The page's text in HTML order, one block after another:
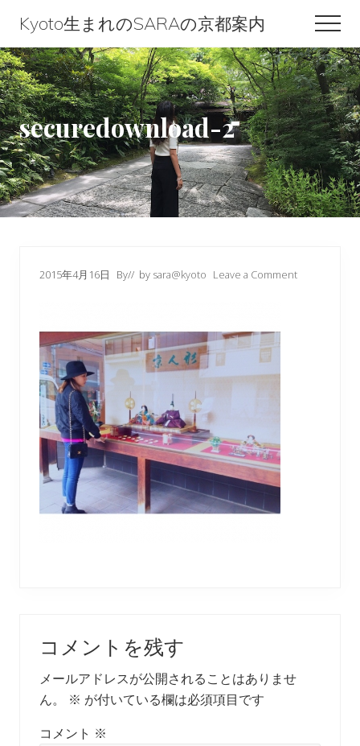
content
primary
sidebar
footer
Kyoto生まれのSARAの京都案内
Kyoto
生
ま
れ
の
SARA
の
securedownload-2
2015年4月16日 By// by sara@kyoto Leave a Comment
Interactions
コメントを残す
メールアドレスが公開されることはありませ
ん。
※ が付いている欄は必須項目です
コメント ※